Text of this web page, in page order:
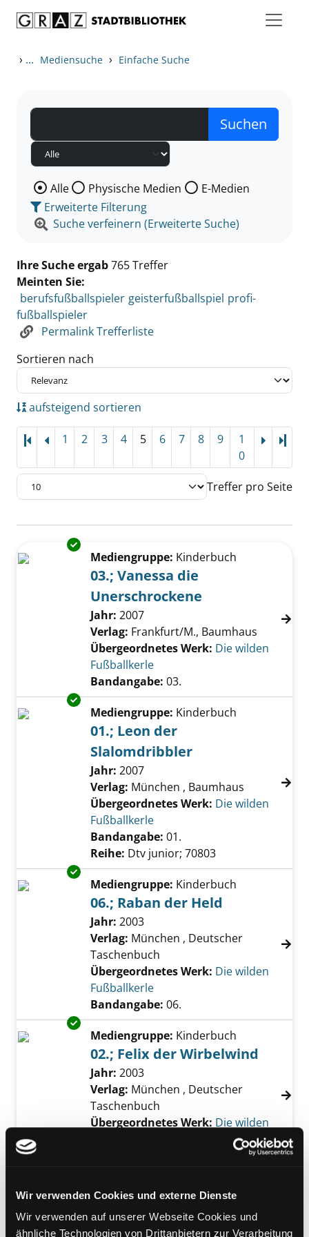
Wir verwenden Cookies und externe Dienste
Wir verwenden auf unserer Webseite Cookies und
ähnliche Technologien von Drittanbietern zur Verarbeitung
› ... Mediensuche › Einfache Suche
Wählen Sie die Medienart nach der Sie suchen wollen.
Alle Physische Medien
E-Medien
Erweiterte Filterung
Suche verfeinern (Erweiterte Suche)
Ihre Suche ergab765 Treffer
Meinten Sie:
berufsfußballspieler geisterfußballspiel profi-
fußballspieler
Permalink Trefferliste
Sortieren nach
aufsteigend sortieren
1 2 3 4 5 6 7 8 9
1
0
Treffer pro Seite
Suchergebnis
Zu den Suchfiltern springen
Exemplar-Details von 03.; Vanessa die
Mediengruppe: Kinderbuch
03.; Vanessa die
Unerschrockene
Suche nach diesem Verfasser
Jahr: 2007
Verlag: Frankfurt/M., Baumhaus
Übergeordnetes Werk: Die wilden
Fußballkerle
Bandangabe: 03.
Exemplar-Details von 01.; Leon der
Mediengruppe: Kinderbuch
01.; Leon der
Slalomdribbler
Suche nach diesem Verfasser
Jahr: 2007
Verlag: München , Baumhaus
Übergeordnetes Werk: Die wilden
Fußballkerle
Bandangabe: 01.
Reihe: Dtv junior; 70803
Exemplar-Details von 06.; Raban der Held
Mediengruppe: Kinderbuch
06.; Raban der Held
Suche nach diesem Verfasser
Jahr: 2003
Verlag: München , Deutscher
Taschenbuch
Übergeordnetes Werk: Die wilden
Fußballkerle
Bandangabe: 06.
Exemplar-Details von 02.; Felix der
Mediengruppe: Kinderbuch
02.; Felix der Wirbelwind
Suche nach diesem Verfasser
Jahr: 2003
Verlag: München , Deutscher
Taschenbuch
Übergeordnetes Werk: Die wilden
12.; Rocce, der Zauberer
Suche nach diesem Verfasser
Jahr:2005